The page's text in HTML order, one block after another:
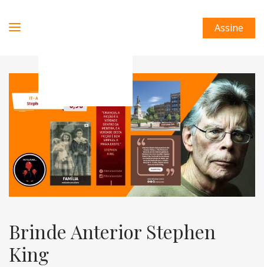
Assine
Brinde Anterior Stephen
King